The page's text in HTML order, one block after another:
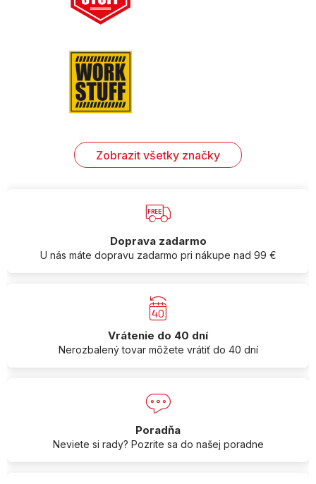
Zobrazit všetky značky
Doprava zadarmo
U nás máte dopravu zadarmo pri nákupe nad 99 €
Vrátenie do 40 dní
Nerozbalený tovar môžete vrátiť do 40 dní
Poradňa
Neviete si rady? Pozrite sa do našej poradne